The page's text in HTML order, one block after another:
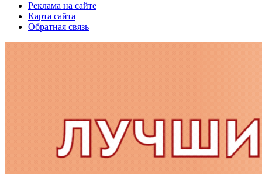
Реклама на сайте
Карта сайта
Обратная связь